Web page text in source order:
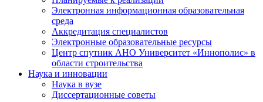
Электронная информационная образовательная
среда
Аккредитация специалистов
Электронные образовательные ресурсы
Центр спутник АНО Университет «Иннополис» в
области строительства
Наука и инновации
Наука в вузе
Диссертационные советы